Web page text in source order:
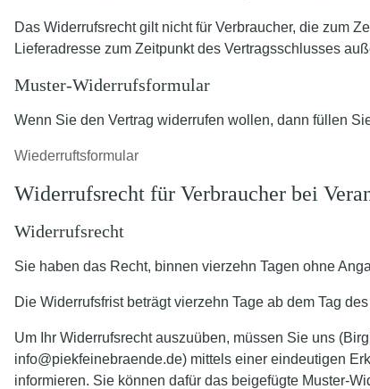
Das Widerrufsrecht gilt nicht für Verbraucher, die zum
Lieferadresse zum Zeitpunkt des Vertragsschlusses
Muster-Widerrufsformular
Wenn Sie den Vertrag widerrufen wollen, dann füllen
Wiederruftsformular
Widerrufsrecht für Verbraucher bei
Widerrufsrecht
Sie haben das Recht, binnen vierzehn Tagen ohne
Die Widerrufsfrist beträgt vierzehn Tage ab dem Tag
Um Ihr Widerrufsrecht auszuüben, müssen Sie uns
info@piekfeinebraende.de) mittels einer eindeutigen
informieren. Sie können dafür das beigefügte Muster-